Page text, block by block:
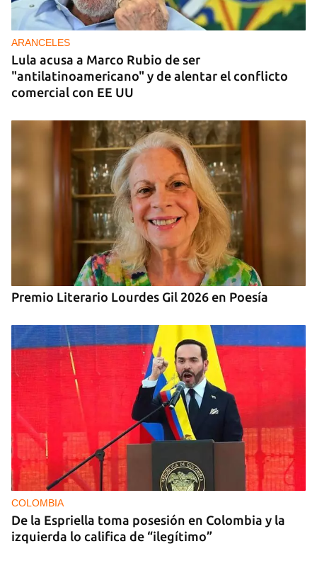
China entrega otros 5.000 sistemas fotovoltaicos
para zonas rurales de Cuba
ARANCELES
Lula acusa a Marco Rubio de ser
"antilatinoamericano" y de alentar el conflicto
comercial con EE UU
Premio Literario Lourdes Gil 2026 en Poesía
COLOMBIA
De la Espriella toma posesión en Colombia y la
izquierda lo califica de “ilegítimo”